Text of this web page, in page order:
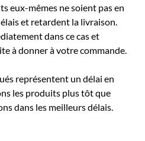
eux-mêmes ne soient pas en
et retardent la livraison.
dans ce cas et
à donner à votre commande.
représentent un délai en
les produits plus tôt que
dans les meilleurs délais.